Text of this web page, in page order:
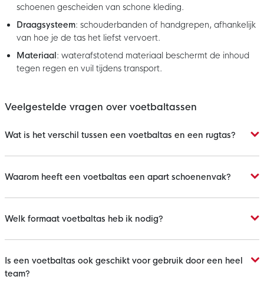
schoenen gescheiden van schone kleding.
Draagsysteem: schouderbanden of handgrepen, afhankelijk
van hoe je de tas het liefst vervoert.
Materiaal: waterafstotend materiaal beschermt de inhoud
tegen regen en vuil tijdens transport.
Veelgestelde vragen over voetbaltassen
Wat is het verschil tussen een voetbaltas en een rugtas?
Waarom heeft een voetbaltas een apart schoenenvak?
Welk formaat voetbaltas heb ik nodig?
Is een voetbaltas ook geschikt voor gebruik door een heel
team?